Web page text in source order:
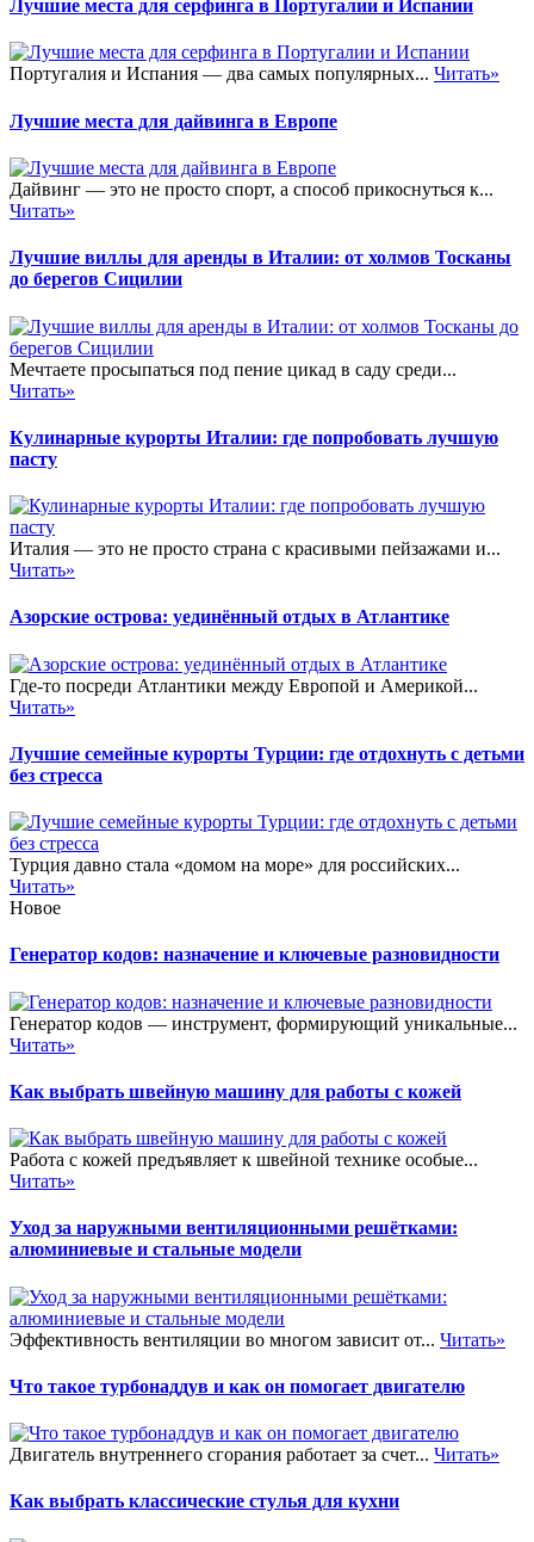
Лучшие места для серфинга в Португалии и Испании
Португалия и Испания — два самых популярных... Читать»
Лучшие места для дайвинга в Европе
Дайвинг — это не просто спорт, а способ прикоснуться к...
Читать»
Лучшие виллы для аренды в Италии: от холмов Тосканы
до берегов Сицилии
Мечтаете просыпаться под пение цикад в саду среди...
Читать»
Кулинарные курорты Италии: где попробовать лучшую
пасту
Италия — это не просто страна с красивыми пейзажами и...
Читать»
Азорские острова: уединённый отдых в Атлантике
Где-то посреди Атлантики между Европой и Америкой...
Читать»
Лучшие семейные курорты Турции: где отдохнуть с детьми
без стресса
Турция давно стала «домом на море» для российских...
Читать»
Новое
Генератор кодов: назначение и ключевые разновидности
Генератор кодов — инструмент, формирующий уникальные...
Читать»
Как выбрать швейную машину для работы с кожей
Работа с кожей предъявляет к швейной технике особые...
Читать»
Уход за наружными вентиляционными решётками:
алюминиевые и стальные модели
Эффективность вентиляции во многом зависит от... Читать»
Что такое турбонаддув и как он помогает двигателю
Двигатель внутреннего сгорания работает за счет... Читать»
Как выбрать классические стулья для кухни